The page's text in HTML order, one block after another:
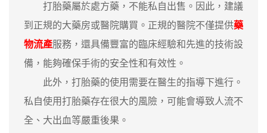
打胎藥屬於處方藥，不能私自出售。因此，‌建議
到正規的大藥房或醫院購買‌。正規的醫院不僅提供藥
物流產服務，還具備豐富的臨床經驗和先進的技術設
備，能夠確保手術的安全性和有效性‌。
此外，‌打胎藥的使用需要在醫生的指導下進行‌。
私自使用打胎藥存在很大的風險，可能會導致人流不
全、大出血等嚴重後果。